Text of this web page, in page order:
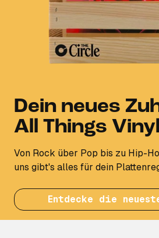
Dein neues
All Things Vinyl
Von Rock über Pop bis zu Hip-
uns gibt's alles für dein
Entdecke die